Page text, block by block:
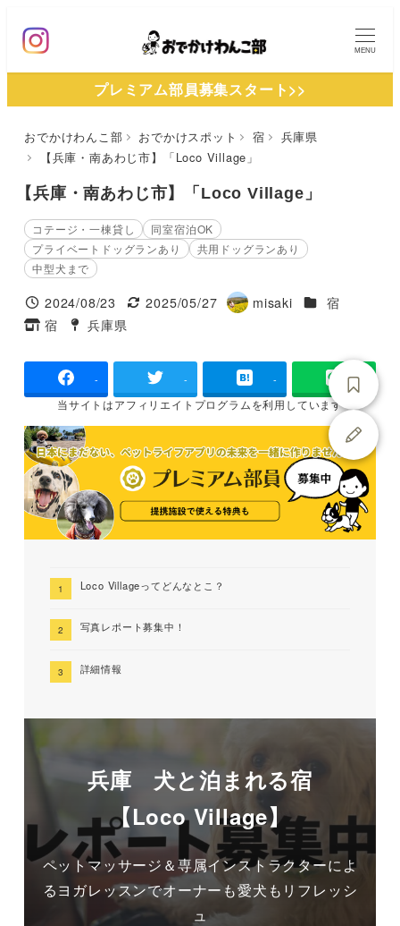
ン
MENU
プレミアム部員募集スタート>>
おでかけわんこ部 おでかけスポット 宿
兵庫県
【兵庫・南あわじ市】「Loco Village」
【兵庫・南あわじ市】「Loco Village」
コテージ・一棟貸し
同室宿泊OK
プライベートドッグランあり
共用ドッグランあり
中型犬まで
投稿日
2024/08/23
更新日
2025/05/27
著
misaki 施設ジャンル
宿
タグ
宿
タグ
兵庫県
- - -
当サイトはアフィリエイトプログラムを利用しています
Loco Villageってどんなとこ？
写真レポート募集中！
詳細情報
兵庫 犬と泊まれる宿
【Loco Village】
ペットマッサージ＆専属インストラクターによ
るヨガレッスンでオーナーも愛犬もリフレッシ
ュ